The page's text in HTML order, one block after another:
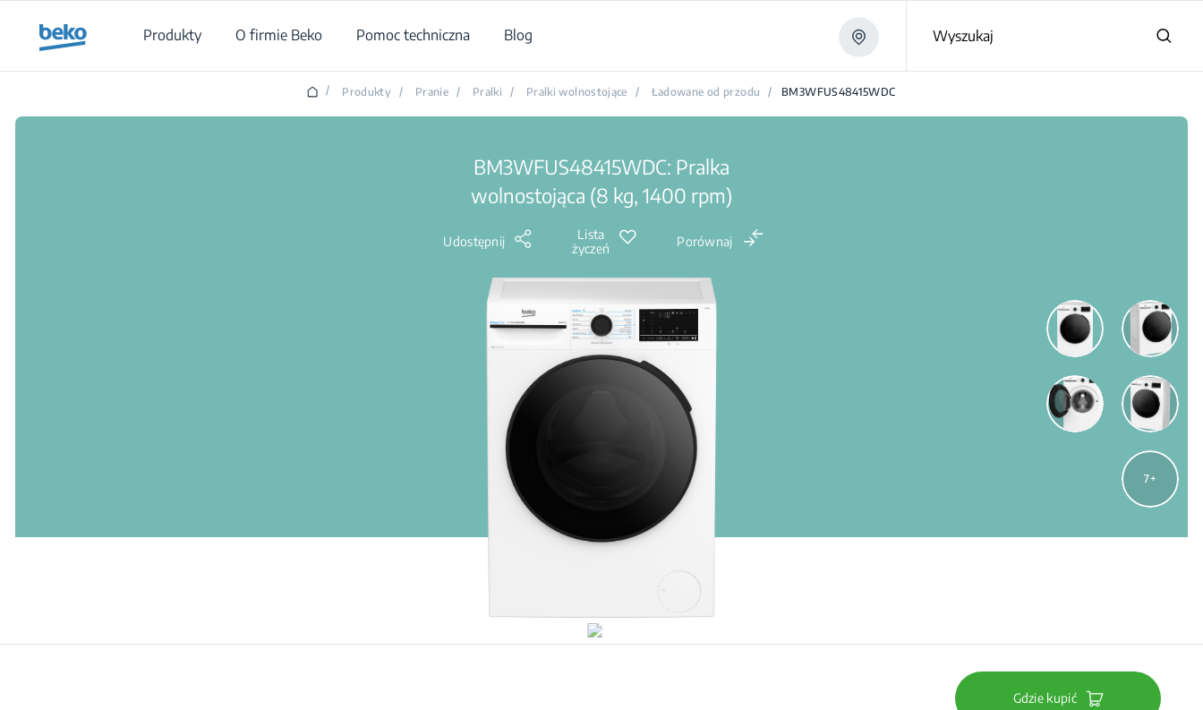
Produkty
O firmie Beko Pomoc techniczna Blog Wyszukaj
/ Produkty / Pranie / Pralki / Pralki wolnostojące / Ładowane od przodu / BM3WFUS48415WDC
BM3WFUS48415WDC: Pralka
wolnostojąca (8 kg, 1400 rpm)
Udostępnij
Lista
życzeń
Porównaj
7
Gdzie kupić